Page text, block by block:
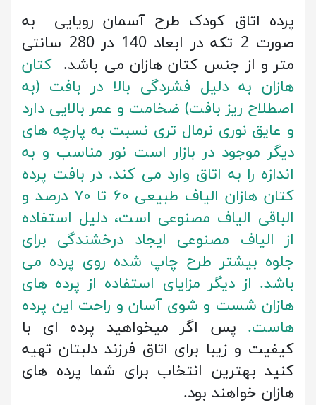
پرده اتاق کودک طرح آسمان رویایی به
صورت 2 تکه در ابعاد 140 در 280 سانتی
متر و از جنس کتان هازان می باشد. کتان
هازان به دلیل فشردگی بالا در بافت (به
اصطلاح ریز بافت) ضخامت و عمر بالایی دارد
و عایق نوری نرمال تری نسبت به پارچه های
دیگر موجود در بازار است نور مناسب و به
اندازه را به اتاق وارد می کند. در بافت پرده
کتان هازان الیاف طبیعی ۶۰ تا ۷۰ درصد و
الباقی الیاف مصنوعی است، دلیل استفاده
از الیاف مصنوعی ایجاد درخشندگی برای
جلوه بیشتر طرح چاپ شده روی پرده می
باشد. از دیگر مزایای استفاده از پرده های
هازان شست و شوی آسان و راحت این پرده
هاست. پس اگر میخواهید پرده ای با
کیفیت و زیبا برای اتاق فرزند دلبتان تهیه
کنید بهترین انتخاب برای شما پرده های
هازان خواهند بود.